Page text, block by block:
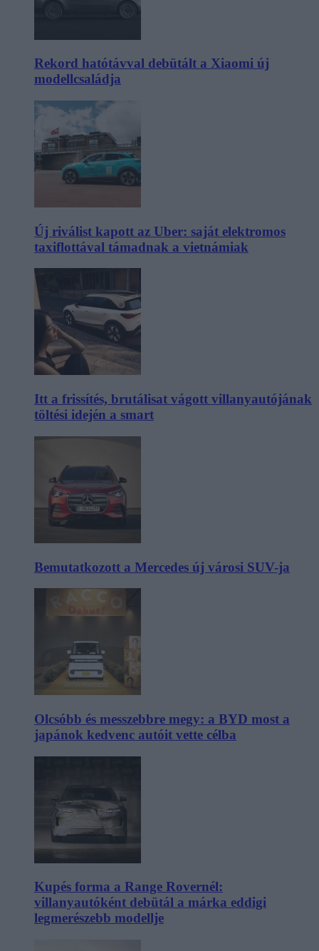
Rekord hatótávval debütált a Xiaomi új
modellcsaládja
Új riválist kapott az Uber: saját elektromos
taxiflottával támadnak a vietnámiak
Itt a frissítés, brutálisat vágott villanyautójának
töltési idején a smart
Bemutatkozott a Mercedes új városi SUV-ja
Olcsóbb és messzebbre megy: a BYD most a
japánok kedvenc autóit vette célba
Kupés forma a Range Rovernél:
villanyautóként debütál a márka eddigi
legmerészebb modellje